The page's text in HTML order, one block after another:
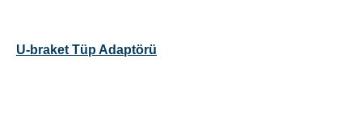
U-braket Tüp Adaptörü